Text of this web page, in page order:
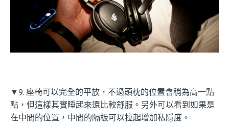
▼9. 座椅可以完全的平放，不過頭枕的位置會稍為高一點
點，但這樣其實睡起來還比較舒服。另外可以看到如果是
在中間的位置，中間的隔板可以拉起增加私隱度。